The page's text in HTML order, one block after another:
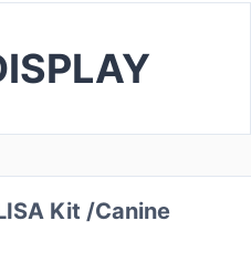
Kit /Canine